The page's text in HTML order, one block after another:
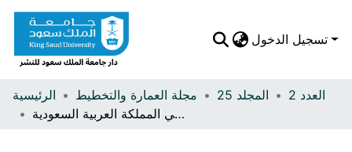
تسجيل الدخول
الرئيسية
الرئيسية مجلة العمارة والتخطيط المجلد 25
العدد 2
واقع تصميم وتخطيط الساحات الشعبية والمراكز الاجتماعية بالأحياء السكنية في المملكة العربية السعودية